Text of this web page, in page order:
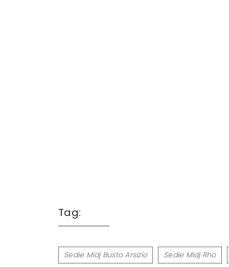
Tag:
Sedie Midj Busto Arsizio Sedie Midj Rho